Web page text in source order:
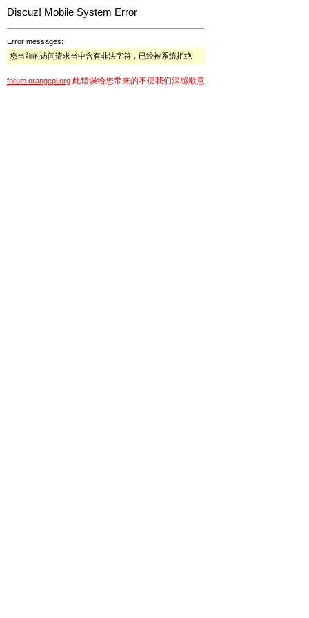
Discuz! Mobile System Error
Error messages:
您当前的访问请求当中含有非法字符，已经被系统拒绝
forum.orangepi.org 此错误给您带来的不便我们深感歉意